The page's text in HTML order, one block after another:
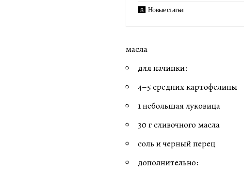
Новые статьи
масла
для начинки:
4–5 средних картофелины
1 небольшая луковица
30 г сливочного масла
соль и черный перец
дополнительно: